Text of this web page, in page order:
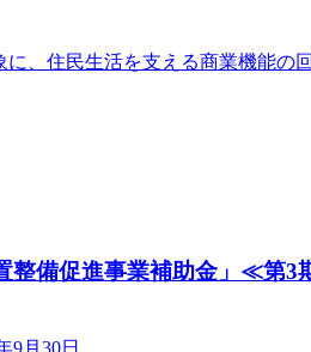
、住民生活を支える商業機能の
整備促進事業補助金」≪第
9月30日